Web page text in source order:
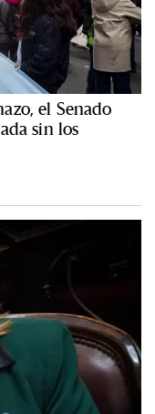
el Senado
sin los